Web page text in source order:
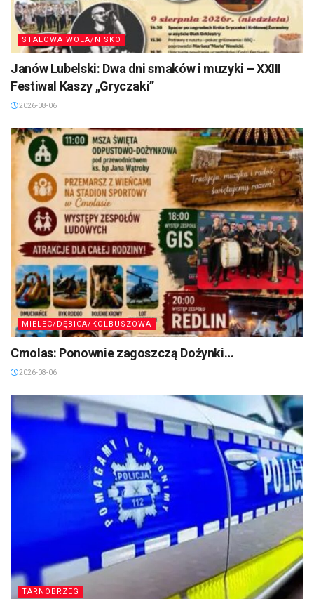
STALOWA WOLA/NISKO
Janów Lubelski: Dwa dni smaków i muzyki – XXIII
Festiwal Kaszy „Gryczaki”
2026-08-06
MIELEC/DĘBICA/KOLBUSZOWA
Cmolas: Ponownie zagoszczą Dożynki…
2026-08-06
TARNOBRZEG